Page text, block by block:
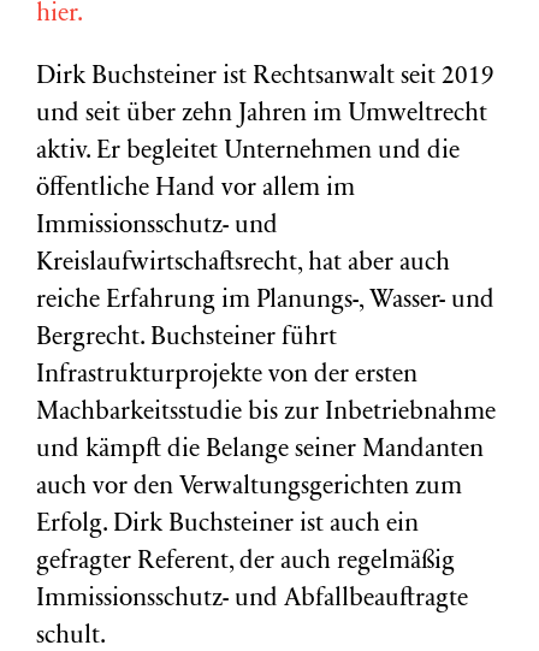
hier.
Dirk Buchsteiner ist Rechtsanwalt seit 2019
und seit über zehn Jahren im Umweltrecht
aktiv. Er begleitet Unternehmen und die
öffentliche Hand vor allem im
Immissionsschutz- und
Kreislaufwirtschaftsrecht, hat aber auch
reiche Erfahrung im Planungs-, Wasser- und
Bergrecht. Buchsteiner führt
Infrastrukturprojekte von der ersten
Machbarkeitsstudie bis zur Inbetriebnahme
und kämpft die Belange seiner Mandanten
auch vor den Verwaltungsgerichten zum
Erfolg. Dirk Buchsteiner ist auch ein
gefragter Referent, der auch regelmäßig
Immissionsschutz- und Abfallbeauftragte
schult.